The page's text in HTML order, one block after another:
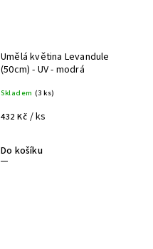
Umělá květina Levandule
(50cm) - UV - modrá
Skladem (3 ks)
432 Kč / ks
Do košíku